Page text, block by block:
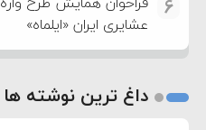
6
عشایری ایران «ایلماه»
داغ ترین نوشته ها